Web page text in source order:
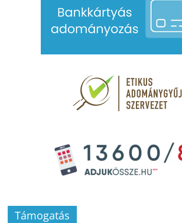
Támogatás